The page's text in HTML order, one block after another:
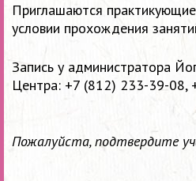
Приглашаются
условии прохождения
Запись у администратора
Центра: +7 (812) 233-39-08,
Пожалуйста, подтвердите